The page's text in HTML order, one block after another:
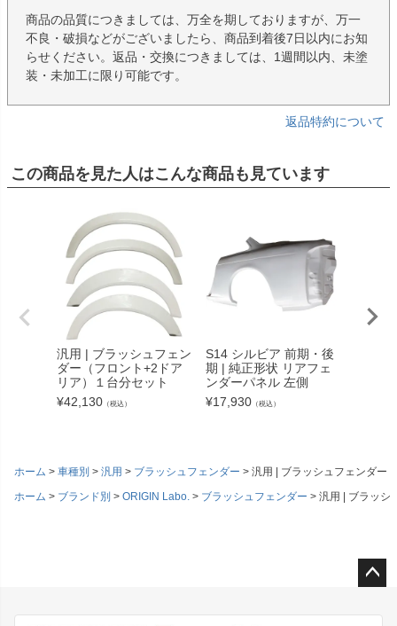
商品の品質につきましては、万全を期しておりますが、万一
不良・破損などがございましたら、商品到着後7日以内にお知
らせください。返品・交換につきましては、1週間以内、未塗
装・未加工に限り可能です。
返品特約について
この商品を見た人はこんな商品も見ています
汎用 | ブラッシュフェン
ダー（フロント+2ドア
リア）１台分セット
¥42,130 （税込）
S14 シルビア 前期・後
期 | 純正形状 リアフェ
ンダーパネル 左側
¥17,930 （税込）
ホーム 車種別 汎用 ブラッシュフェンダー
汎用 | ブラッシュフェンダー
ホーム
ブランド別 ORIGIN Labo. ブラッシュフェンダー 汎用 | ブラッシ
ジト